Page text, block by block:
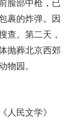
脸部中枪，已
裹的炸弹。因
查。第二天，
抛葬北京西郊
物园。
人民文学》